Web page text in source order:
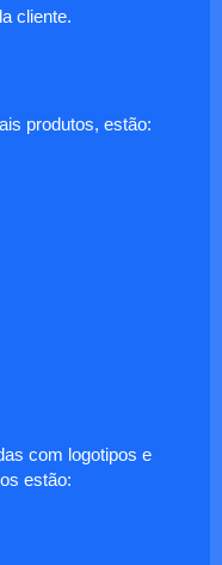
cliente.
produtos, estão:
com logotipos e
estão: